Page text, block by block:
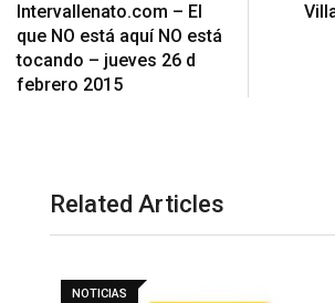
Intervallenato.com – El
que NO está aquí NO está
tocando – jueves 26 d
febrero 2015
Related Articles
NOTICIAS